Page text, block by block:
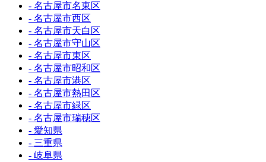
- 名古屋市名東区
- 名古屋市西区
- 名古屋市天白区
- 名古屋市守山区
- 名古屋市東区
- 名古屋市昭和区
- 名古屋市港区
- 名古屋市熱田区
- 名古屋市緑区
- 名古屋市瑞穂区
- 愛知県
- 三重県
- 岐阜県